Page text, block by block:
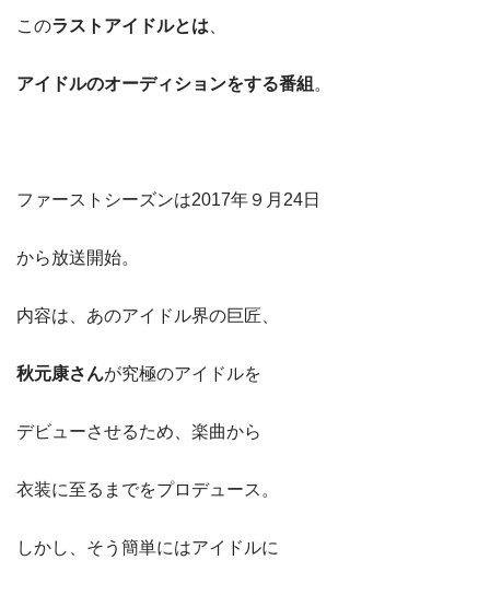
このラストアイドルとは
アイドルのオーディションをする番組 。
ファーストシーズンは2017年９月24日
から放送開始。
内容は、あのアイドル界の巨匠、
秋元康さんが究極のアイドルを
デビューさせるため、楽曲から
衣装に至るまでをプロデュース。
しかし、そう簡単にはアイドルに